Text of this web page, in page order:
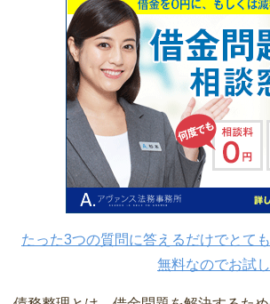
たった3つの質問に答えるだけでとて
無料なのでお試